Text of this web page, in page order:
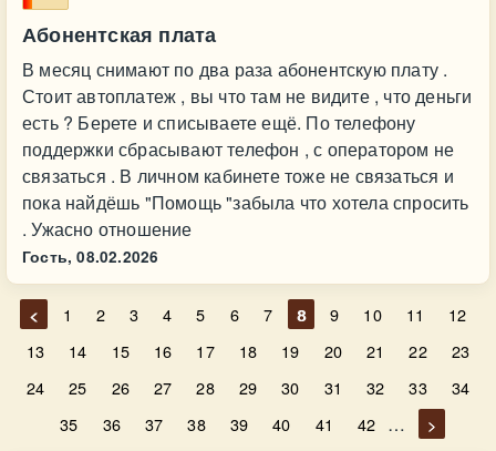
Абонентская плата
В месяц снимают по два раза абонентскую плату .
Стоит автоплатеж , вы что там не видите , что деньги
есть ? Берете и списываете ещё. По телефону
поддержки сбрасывают телефон , с оператором не
связаться . В личном кабинете тоже не связаться и
пока найдёшь "Помощь "забыла что хотела спросить
. Ужасно отношение
Гость, 08.02.2026
< 1 2 3 4 5 6 7 8 9 10 11
12
13
14 15 16 17 18 19 20 21 22
23
24
25 26 27 28 29 30 31 32 33
34
35
36 37 38 39 40 41 42 … >